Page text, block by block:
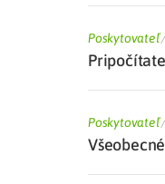
Poskytovateľ
Poskytovateľ